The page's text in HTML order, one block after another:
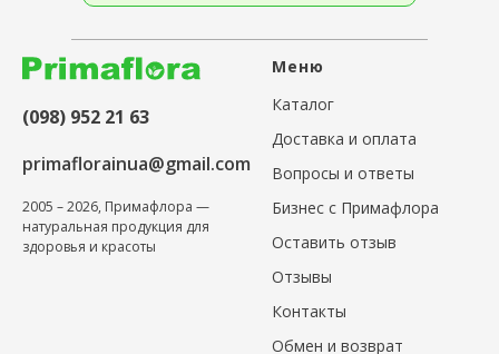
(098) 952 21 63
primaflorainua@gmail.com
2005 – 2026, Примафлора —
натуральная продукция для
здоровья и красоты
Меню
Каталог
Доставка и оплата
Вопросы и ответы
Бизнес с Примафлора
Оставить отзыв
Отзывы
Контакты
Обмен и возврат